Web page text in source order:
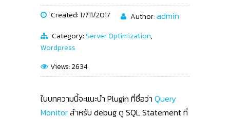
Created: 17/11/2017 Author:admin
Category:Server Optimization,
Wordpress
Views: 2634
ในบทความนี้จะแนะนำ Plugin ที่ชื่อว่า Query
Monitorสำหรับ debug ดู SQL Statement ที่